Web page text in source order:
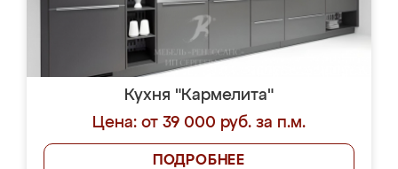
Кухня "Кармелита"
Цена: от 39 000 руб. за п.м.
ПОДРОБНЕЕ